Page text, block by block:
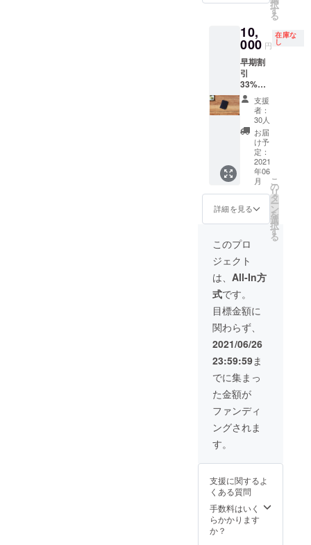
年6月末
予定
択
す
る
10,
000 円
在庫な
し
早期割
引
33%OF
F 希望
小売価
¥15,000
→¥10,0
00 カ
ラー：
ネイ
ビー
(NVY)
<<限定
30個>>
■2021
年6月末
頃 発送
予定
支援
者：
30人
お届
け予
定：
2021
年06
月
詳細を見る
こ
の
リ
タ
ー
ン
を
選
択
す
る
このプロ
ジェクト
は、 All-In方
式です。
目標金額に
関わらず、
2021/06/26
23:59:59ま
でに集まっ
た金額が
ファンディ
ングされま
す。
支援に関するよ
くある質問
手数料はいく
らかかります
か？